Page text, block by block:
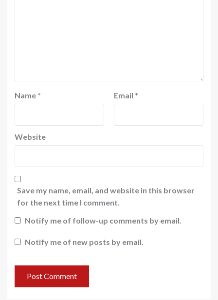
Name * Email *
Website
Save my name, email, and website in this browser
for the next time I comment.
Notify me of follow-up comments by email.
Notify me of new posts by email.